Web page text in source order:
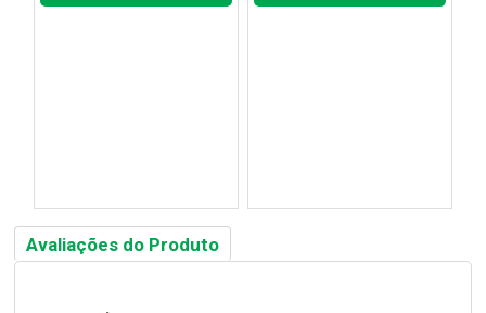
Avaliações do Produto